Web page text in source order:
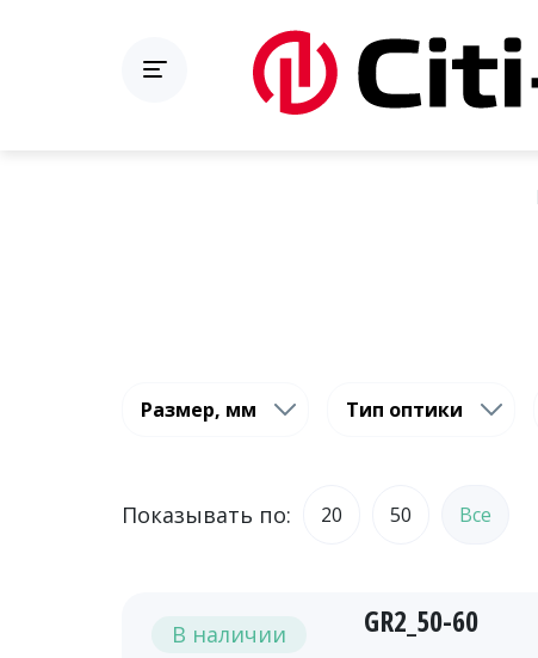
Размер, мм Тип оптики
Показывать по: 20 50 Все
В наличии GR2_50-60